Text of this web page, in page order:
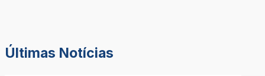
Últimas Notícias